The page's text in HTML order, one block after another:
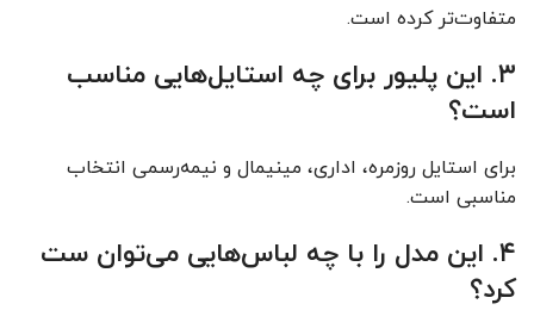
متفاوت‌تر کرده است.
۳. این پلیور برای چه استایل‌هایی مناسب
است؟
برای استایل روزمره، اداری، مینیمال و نیمه‌رسمی انتخاب
مناسبی است.
۴. این مدل را با چه لباس‌هایی می‌توان ست
کرد؟